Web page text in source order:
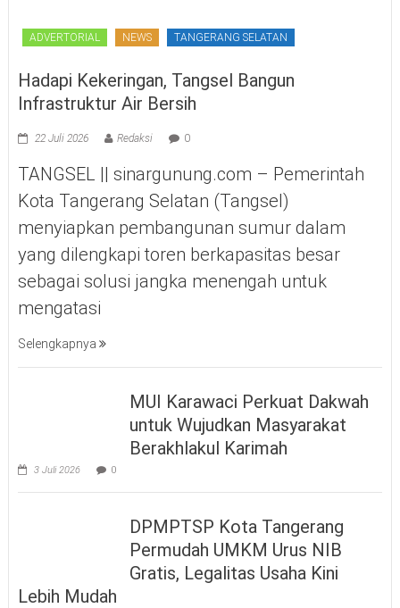
ADVERTORIAL NEWS TANGERANG SELATAN
Hadapi Kekeringan, Tangsel Bangun
Infrastruktur Air Bersih
22 Juli 2026 Redaksi 0
TANGSEL || sinargunung.com – Pemerintah
Kota Tangerang Selatan (Tangsel)
menyiapkan pembangunan sumur dalam
yang dilengkapi toren berkapasitas besar
sebagai solusi jangka menengah untuk
mengatasi
Selengkapnya
MUI Karawaci Perkuat Dakwah
untuk Wujudkan Masyarakat
Berakhlakul Karimah
3 Juli 2026 0
DPMPTSP Kota Tangerang
Permudah UMKM Urus NIB
Gratis, Legalitas Usaha Kini
Lebih Mudah